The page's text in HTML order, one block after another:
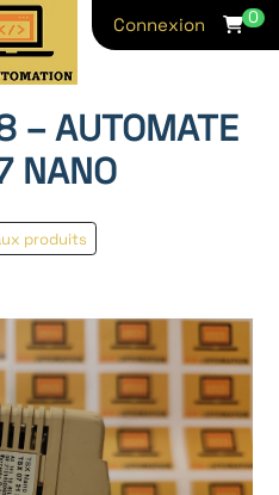
Connexion 0
– AUTOMATE
NANO
produits